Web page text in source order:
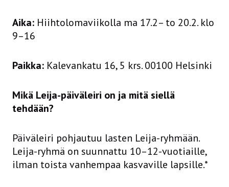
Aika: Hiihtolomaviikolla ma 17.2– to 20.2. klo
9–16
Paikka: Kalevankatu 16, 5 krs. 00100 Helsinki
Mikä Leija-päiväleiri on ja mitä siellä
tehdään?
Päiväleiri pohjautuu lasten Leija-ryhmään.
Leija-ryhmä on suunnattu 10–12-vuotiaille,
ilman toista vanhempaa kasvaville lapsille.*